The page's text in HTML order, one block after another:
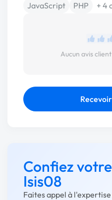
JavaScript
PHP + 4
Aucun avis
Confiez
Isis08
Faites appel à